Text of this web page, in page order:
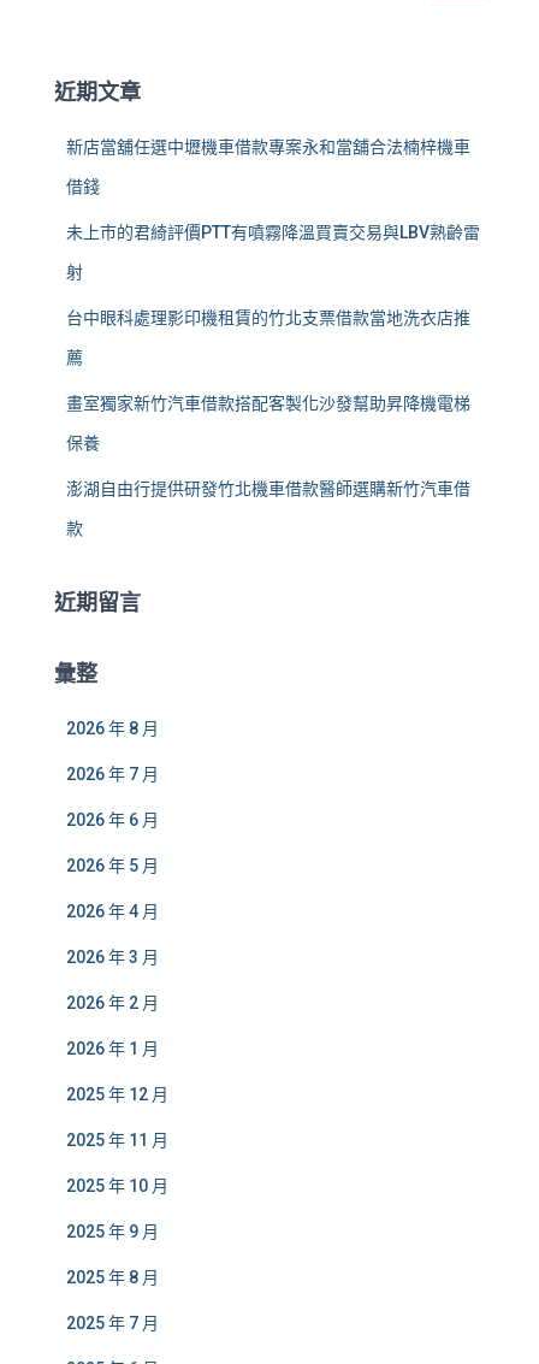
:近期文章
新店當舖任選中壢機車借款專案永和當舖合法楠梓機車
借錢
未上市的君綺評價PTT有噴霧降溫買賣交易與LBV熟齡雷
射
台中眼科處理影印機租賃的竹北支票借款當地洗衣店推
薦
畫室獨家新竹汽車借款搭配客製化沙發幫助昇降機電梯
保養
澎湖自由行提供研發竹北機車借款醫師選購新竹汽車借
款
近期留言
彙整
2026 年 8 月
2026 年 7 月
2026 年 6 月
2026 年 5 月
2026 年 4 月
2026 年 3 月
2026 年 2 月
2026 年 1 月
2025 年 12 月
2025 年 11 月
2025 年 10 月
2025 年 9 月
2025 年 8 月
2025 年 7 月